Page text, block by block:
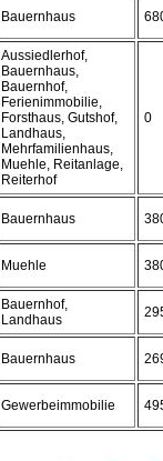
Bauernhaus
Aussiedlerhof,
Bauernhaus,
Bauernhof,
Ferienimmobilie,
Forsthaus, Gutshof,
Landhaus,
Mehrfamilienhaus,
Muehle, Reitanlage,
Reiterhof
0
Bauernhaus
Muehle
Bauernhof,
Landhaus
Bauernhaus
Gewerbeimmobilie